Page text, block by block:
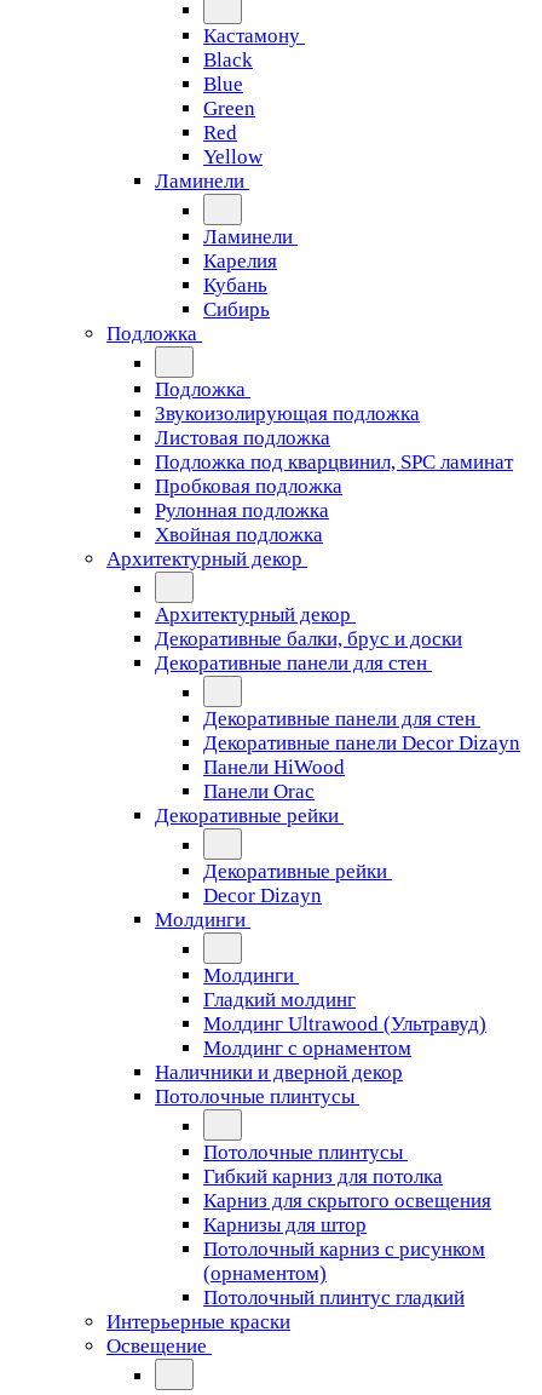
Кастамону
Black
Blue
Green
Red
Yellow
Ламинели
Ламинели
Карелия
Кубань
Сибирь
Подложка
Подложка
Звукоизолирующая подложка
Листовая подложка
Подложка под кварцвинил, SPC ламинат
Пробковая подложка
Рулонная подложка
Хвойная подложка
Архитектурный декор
Архитектурный декор
Декоративные балки, брус и доски
Декоративные панели для стен
Декоративные панели для стен
Декоративные панели Decor Dizayn
Панели HiWood
Панели Orac
Декоративные рейки
Декоративные рейки
Decor Dizayn
Молдинги
Молдинги
Гладкий молдинг
Молдинг Ultrawood (Ультравуд)
Молдинг с орнаментом
Наличники и дверной декор
Потолочные плинтусы
Потолочные плинтусы
Гибкий карниз для потолка
Карниз для скрытого освещения
Карнизы для штор
Потолочный карниз с рисунком
(орнаментом)
Потолочный плинтус гладкий
Интерьерные краски
Освещение